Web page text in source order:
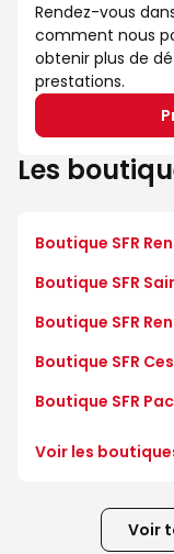
Rendez-vous
comment nous
obtenir plus de
prestations.
Les
Boutique SFR
Boutique SFR
Boutique SFR
Boutique SFR
Boutique SFR
Voir les
Voir